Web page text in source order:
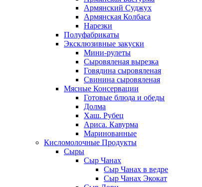
Армянский Суджух
Армянская Колбаса
Нарезки
Полуфабрикаты
Эксклюзивные закуски
Мини-рулеты
Сыровяленая вырезка
Говядина сыровяленая
Свинина сыровяленая
Мясные Консервации
Готовые блюда и обеды
Долма
Хаш. Рубец
Ариса. Кавурма
Маринованные
Кисломолочные Продукты
Сыры
Сыр Чанах
Сыр Чанах в ведре
Сыр Чанах Экокат